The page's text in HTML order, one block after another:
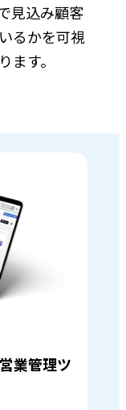
見込み顧客
るかを可視
す。
業管理ツ